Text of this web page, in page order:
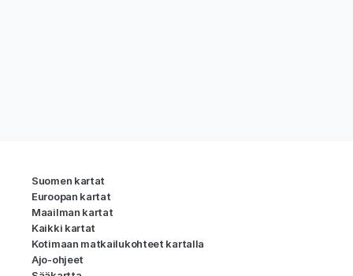
Suomen kartat
Euroopan kartat
Maailman kartat
Kaikki kartat
Kotimaan matkailukohteet kartalla
Ajo-ohjeet